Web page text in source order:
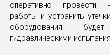
оперативно провести
работы и устранить
оборудования
гидравлическими